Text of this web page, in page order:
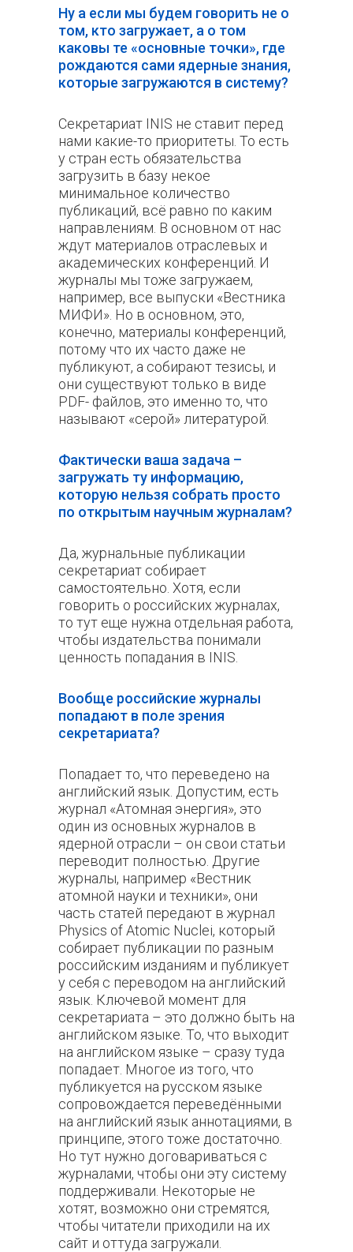
Ну а если мы будем говорить не о
том, кто загружает, а о том
каковы те «основные точки», где
рождаются сами ядерные знания,
которые загружаются в систему?
Секретариат INIS не ставит перед
нами какие-то приоритеты. То есть
у стран есть обязательства
загрузить в базу некое
минимальное количество
публикаций, всё равно по каким
направлениям. В основном от нас
ждут материалов отраслевых и
академических конференций. И
журналы мы тоже загружаем,
например, все выпуски «Вестника
МИФИ». Но в основном, это,
конечно, материалы конференций,
потому что их часто даже не
публикуют, а собирают тезисы, и
они существуют только в виде
PDF- файлов, это именно то, что
называют «серой» литературой.
Фактически ваша задача –
загружать ту информацию,
которую нельзя собрать просто
по открытым научным журналам?
Да, журнальные публикации
секретариат собирает
самостоятельно. Хотя, если
говорить о российских журналах,
то тут еще нужна отдельная работа,
чтобы издательства понимали
ценность попадания в INIS.
Вообще российские журналы
попадают в поле зрения
секретариата?
Попадает то, что переведено на
английский язык. Допустим, есть
журнал «Атомная энергия», это
один из основных журналов в
ядерной отрасли – он свои статьи
переводит полностью. Другие
журналы, например «Вестник
атомной науки и техники», они
часть статей передают в журнал
Physics of Atomic Nuclei, который
собирает публикации по разным
российским изданиям и публикует
у себя с переводом на английский
язык. Ключевой момент для
секретариата – это должно быть на
английском языке. То, что выходит
на английском языке – сразу туда
попадает. Многое из того, что
публикуется на русском языке
сопровождается переведёнными
на английский язык аннотациями, в
принципе, этого тоже достаточно.
Но тут нужно договариваться с
журналами, чтобы они эту систему
поддерживали. Некоторые не
хотят, возможно они стремятся,
чтобы читатели приходили на их
сайт и оттуда загружали.